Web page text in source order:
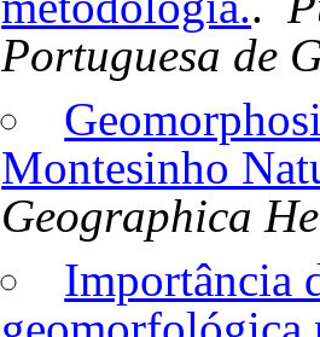
Portuguesa de
Montesinho
Geographica
Importância